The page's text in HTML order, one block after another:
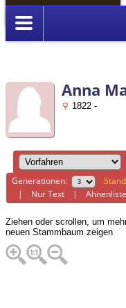
Anmelden
Anna
1822 -
Generationen:
| Nur Text |Ahnenliste
Ziehen oder scrollen, um
neuen Stammbaum zeigen